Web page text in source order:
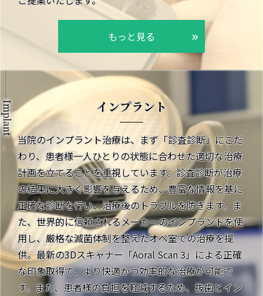
もっと見る
Implant インプラント
当院のインプラント治療は、まず「診査診断」にこだ
わり、患者様一人ひとりの状態に合わせた適切な治療
計画を立てることを重視しています。診査診断が治療
の結果に大きく影響を与えるため、豊富な情報を基に
正確な診断を行い、治療後のトラブルを防ぎます。ま
た、世界的に信頼されるメーカーのインプラントを使
用し、厳格な滅菌体制を整えたオペ室での治療を提
供。最新の3Dスキャナー「Aoral Scan 3」による正確
な印象取得で、より快適かつ効率的な治療が可能で
す。また、患者様の負担を軽減するため、抜歯とイン